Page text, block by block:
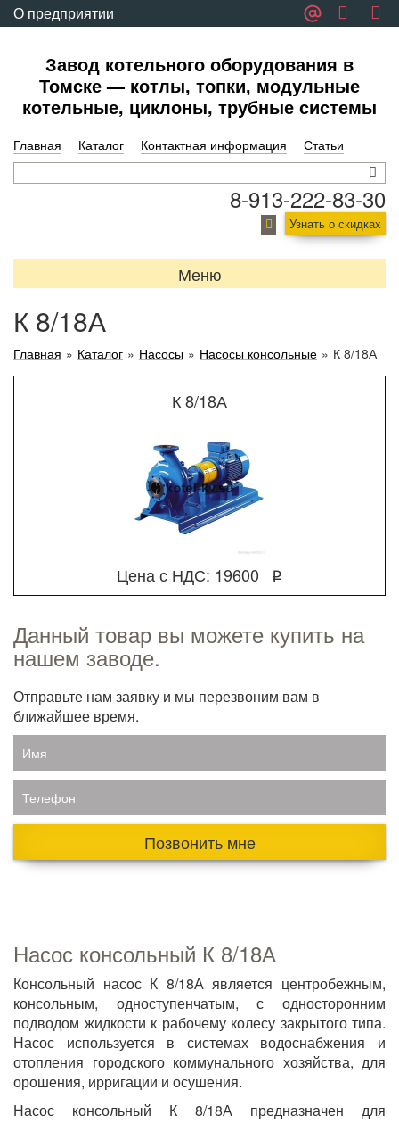
О предприятии
Завод котельного оборудования в
Томске — котлы, топки, модульные
котельные, циклоны, трубные системы
Главная Каталог Контактная информация Статьи
8-913-222-83-30
Узнать о скидках
Меню
К 8/18А
Главная » Каталог » Насосы » Насосы консольные » К 8/18А
К 8/18А
Цена с НДС: 19600 q
Данный товар вы можете купить на
нашем заводе.
Отправьте нам заявку и мы перезвоним вам в
ближайшее время.
Имя
Телефон
Позвонить мне
Насос консольный К 8/18А
Консольный насос К 8/18А является центробежным,
консольным, одноступенчатым, с односторонним
подводом жидкости к рабочему колесу закрытого типа.
Насос используется в системах водоснабжения и
отопления городского коммунального хозяйства, для
орошения, ирригации и осушения.
Насос консольный К 8/18А предназначен для